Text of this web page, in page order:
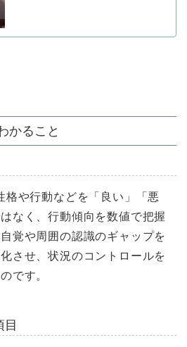
かること
格や行動などを「良い」「悪
なく、行動傾向を数値で把握
覚や周囲の認識のギャップを
させ、状況のコントロールを
です。
目